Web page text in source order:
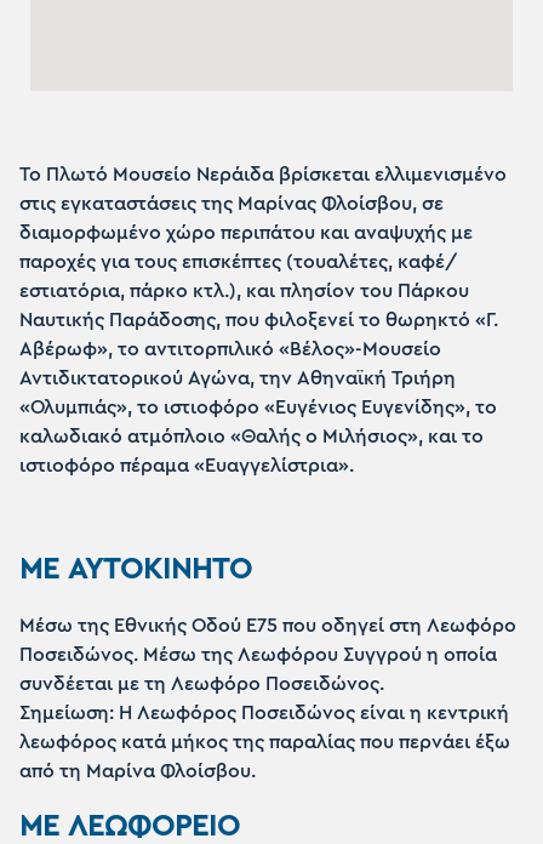
Το Πλωτό Μουσείο Νεράιδα βρίσκεται ελλιμενισμένο
στις εγκαταστάσεις της Μαρίνας Φλοίσβου, σε
διαμορφωμένο χώρο περιπάτου και αναψυχής με
παροχές για τους επισκέπτες (τουαλέτες, καφέ/
εστιατόρια, πάρκο κτλ.), και πλησίον του Πάρκου
Ναυτικής Παράδοσης, που φιλοξενεί το θωρηκτό «Γ.
Αβέρωφ», το αντιτορπιλικό «Βέλος»-Μουσείο
Αντιδικτατορικού Αγώνα, την Αθηναϊκή Τριήρη
«Ολυμπιάς», το ιστιοφόρο «Ευγένιος Ευγενίδης», το
καλωδιακό ατμόπλοιο «Θαλής ο Μιλήσιος», και το
ιστιοφόρο πέραμα «Ευαγγελίστρια».
ΜΕ ΑΥΤΟΚΙΝΗΤΟ
Μέσω της Εθνικής Οδού Ε75 που οδηγεί στη Λεωφόρο
Ποσειδώνος. Μέσω της Λεωφόρου Συγγρού η οποία
συνδέεται με τη Λεωφόρο Ποσειδώνος.
Σημείωση: Η Λεωφόρος Ποσειδώνος είναι η κεντρική
λεωφόρος κατά μήκος της παραλίας που περνάει έξω
από τη Μαρίνα Φλοίσβου.
ΜΕ ΛΕΩΦΟΡΕΙΟ